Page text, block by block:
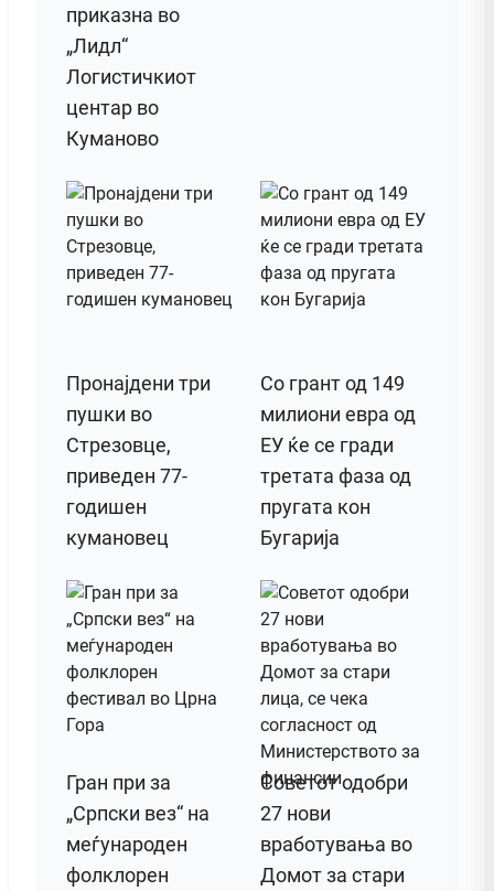
приказна во
„Лидл“
Логистичкиот
центар во
Куманово
Пронајдени три
пушки во
Стрезовце,
приведен 77-
годишен
кумановец
Со грант од 149
милиони евра од
ЕУ ќе се гради
третата фаза од
пругата кон
Бугарија
Гран при за
„Српски вез“ на
меѓународен
фолклорен
Советот одобри
27 нови
вработувања во
Домот за стари